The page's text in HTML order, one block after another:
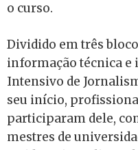
o curso.
Dividido em três
informação técnica e
Intensivo de
seu início,
participaram dele,
mestres de